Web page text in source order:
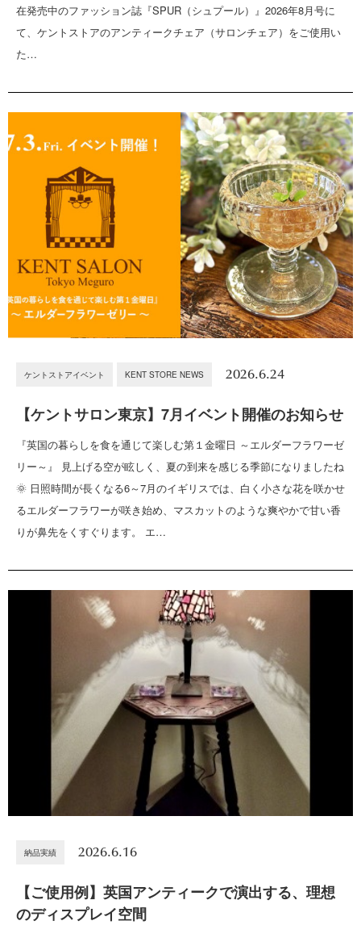
在発売中のファッション誌『SPUR（シュプール）』2026年8月号に
て、ケントストアのアンティークチェア（サロンチェア）をご使用い
た…
ケントストアイベント KENT STORE NEWS 2026.6.24
【ケントサロン東京】7月イベント開催のお知らせ
『英国の暮らしを食を通じて楽しむ第１金曜日 ～エルダーフラワーゼ
リー～』 見上げる空が眩しく、夏の到来を感じる季節になりましたね
🌞 日照時間が長くなる6～7月のイギリスでは、白く小さな花を咲かせ
るエルダーフラワーが咲き始め、マスカットのような爽やかで甘い香
りが鼻先をくすぐります。 エ…
納品実績 2026.6.16
【ご使用例】英国アンティークで演出する、理想
のディスプレイ空間